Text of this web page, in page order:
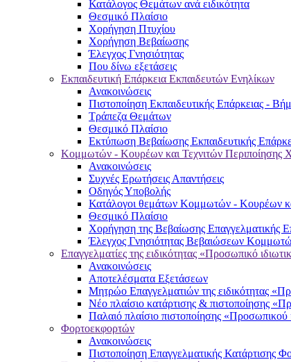
Κατάλογος Θεμάτων ανά ειδικότητα
Θεσμικό Πλαίσιο
Χορήγηση Πτυχίου
Χορήγηση Βεβαίωσης
Έλεγχος Γνησιότητας
Που δίνω εξετάσεις
Εκπαιδευτική Επάρκεια Εκπαιδευτών Ενηλίκων
Ανακοινώσεις
Πιστοποίηση Εκπαιδευτικής Επάρκειας -
Τράπεζα Θεμάτων
Θεσμικό Πλαίσιο
Εκτύπωση Βεβαίωσης Εκπαιδευτικής
Κομμωτών - Κουρέων και Τεχνιτών Περιποίησης
Ανακοινώσεις
Συχνές Ερωτήσεις Απαντήσεις
Οδηγός Υποβολής
Κατάλογοι θεμάτων Κομμωτών - Κουρέων
Θεσμικό Πλαίσιο
Χορήγηση της Βεβαίωσης Επαγγελματικής
Έλεγχος Γνησιότητας Βεβαιώσεων
Επαγγελματίες της ειδικότητας «Προσωπικό
Ανακοινώσεις
Αποτελέσματα Εξετάσεων
Μητρώο Επαγγελματιών της ειδικότητας
Νέο πλαίσιο κατάρτισης & πιστοποίησης
Παλαιό πλαίσιο πιστοποίησης
Φορτοεκφορτών
Ανακοινώσεις
Πιστοποίηση Επαγγελματικής Κατάρτισης